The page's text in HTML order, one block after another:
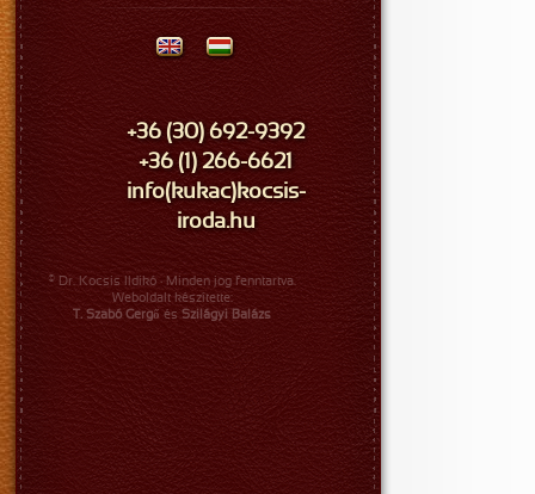
+36 (30) 692-9392
+36 (1) 266-6621
info(kukac)kocsis-
iroda.hu
© Dr. Kocsis Ildikó · Minden jog fenntartva.
Weboldalt készítette:
T. Szabó Gergő és Szilágyi Balázs